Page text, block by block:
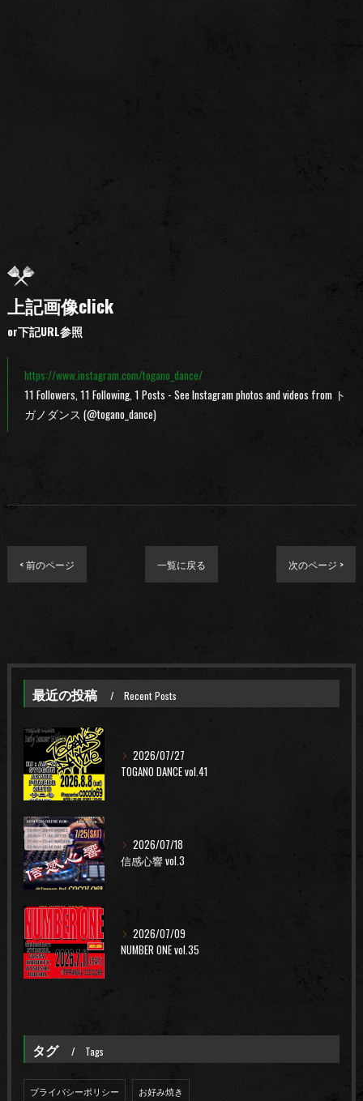
or下記URL参照
上記画像click
https://www.instagram.com/togano_dance/
11 Followers, 11 Following, 1 Posts - See Instagram photos and videos from ト
ガノダンス (@togano_dance)
< 前のページ 一覧に戻る 次のページ >
最近の投稿 Recent Posts
2026/07/27
TOGANO DANCE vol.41
2026/07/18
信感心響 vol.3
2026/07/09
NUMBER ONE vol.35
タグ Tags
プライバシーポリシー お好み焼き